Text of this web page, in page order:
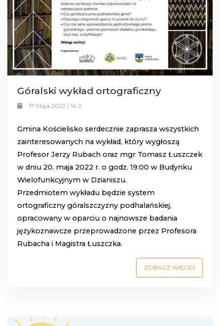
Góralski wykład ortograficzny
17 Maja 2022 / 14:2
Gmina Kościelisko serdecznie zaprasza wszystkich
zainteresowanych na wykład, który wygłoszą
Profesor Jerzy Rubach oraz mgr Tomasz Łuszczek
w dniu 20. maja 2022 r. o godz. 19:00 w Budynku
Wielofunkcyjnym w Dzianiszu.
Przedmiotem wykładu będzie system
ortograficzny góralszczyzny podhalańskiej,
opracowany w oparciu o najnowsze badania
językoznawcze przeprowadzone przez Profesora
Rubacha i Magistra Łuszczka.
ZOBACZ WIĘCEJ